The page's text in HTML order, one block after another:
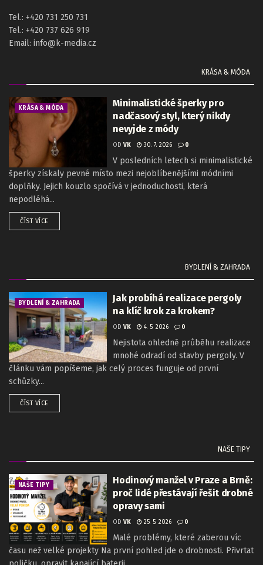
Tel.: +420 731 250 731
Tel.: +420 737 626 919
Email: info@k-media.cz
KRÁSA & MÓDA
KRÁSA & MÓDA
Minimalistické šperky pro
nadčasový styl, který nikdy
nevyjde z módy
OD VK 30. 7. 2026 0
V posledních letech si minimalistické
šperky získaly pevné místo mezi nejoblíbenějšími módními
doplňky. Jejich kouzlo spočívá v jednoduchosti, která
nepodléhá...
ČÍST VÍCE
BYDLENÍ & ZAHRADA
BYDLENÍ & ZAHRADA
Jak probíhá realizace pergoly
na klíč krok za krokem?
OD VK 4. 5. 2026 0
Nejistota ohledně průběhu realizace
mnohé odradí od stavby pergoly. V
článku vám popíšeme, jak celý proces funguje od první
schůzky...
ČÍST VÍCE
NAŠE TIPY
NAŠE TIPY
Hodinový manžel v Praze a Brně:
proč lidé přestávají řešit drobné
opravy sami
OD VK 25. 5. 2026 0
Malé problémy, které zaberou víc
času než velké projekty Na první pohled jde o drobnosti. Přivrtat